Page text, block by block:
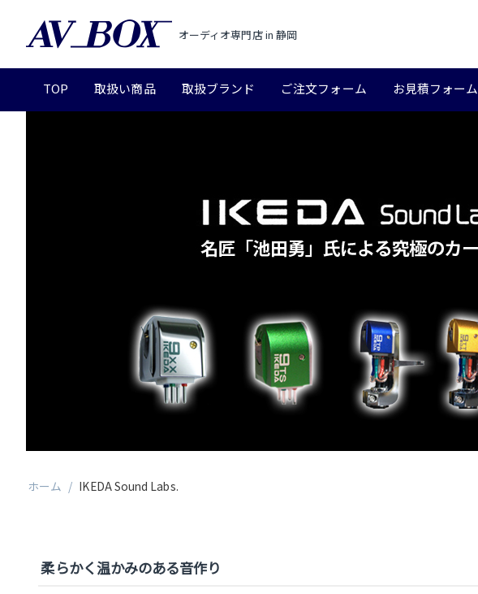
オーディオ専門店 in 静岡
TOP 取扱い商品 取扱ブランド ご注文フォーム お見積フォーム
ホーム / IKEDA Sound Labs.
柔らかく温かみのある音作り